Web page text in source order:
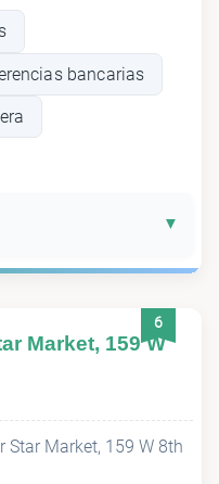
bancarias
6
Market, 159 W